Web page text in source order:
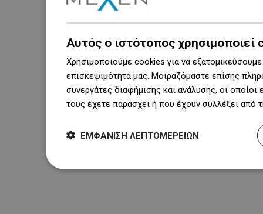
Αυτός ο ιστότοπος χρησιμοποιεί
Χρησιμοποιούμε cookies για να
επισκεψιμότητά μας. Μοιραζόμαστε επίσης
συνεργάτες διαφήμισης και ανάλυσης, οι
τους έχετε παράσχει ή που έχουν συλλέξει
ΕΜΦΆΝΙΣΗ ΛΕΠΤΟΜΕΡΕΙΏΝ